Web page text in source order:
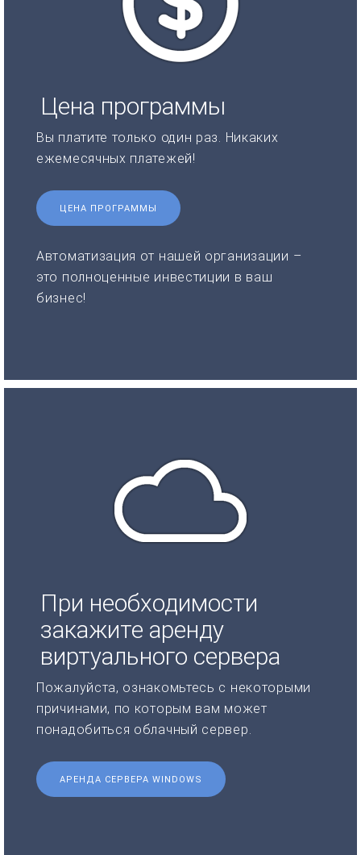
Цена программы
Вы платите только один раз. Никаких
ежемесячных платежей!
ЦЕНА ПРОГРАММЫ
Автоматизация от нашей организации –
это полноценные инвестиции в ваш
бизнес!
При необходимости
закажите аренду
виртуального сервера
Пожалуйста, ознакомьтесь с некоторыми
причинами, по которым вам может
понадобиться облачный сервер.
АРЕНДА СЕРВЕРА WINDOWS